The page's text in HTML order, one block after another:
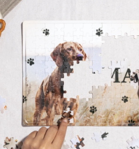
Tasten
+
und
-
zum
Zoomen
und
die
zum
von
2